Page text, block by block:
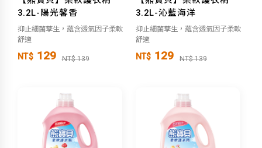
3.2L-陽光馨香
抑止細菌孳生，蘊含透氣因子柔軟
舒適
NT$ 129 NT$ 139
3.2L-沁藍海洋
抑止細菌孳生，蘊含透氣因子柔軟
舒適
NT$ 129 NT$ 139